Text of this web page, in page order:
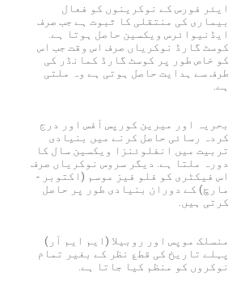
ایئر فورس کے نوکرینوں کو فعال
بیماری کی منتقلی کا ثبوت ہے جب صرف
ایڈنیوائرس ویکسین حاصل ہوتا ہے.
کوسٹ گارڈ نوکریاں صرف اس وقت جب اس
کو خاص طور پر کوسٹ گارڈ کمانڈر کی
طرف سے ہدایت حاصل ہوتی ہے وہ ملتی
ہے.
بحریہ اور میرین کورپس آفس اور درج
کردہ رسائی حاصل کرنے میں بنیادی
تربیت میں انفلوئنزا ویکسین سال کا
دورہ ملتا ہے. دیگر سروس نوکریاں صرف
اس فیکٹری کو فلو فیز موسم (اکتوبر -
مارچ) کے دوران بنیادی طور پر حاصل
کرتی ہیں.
منسلک موپس اور روبیلا (ایم ایم آر)
پہلے تاریخ کی قطع نظر کے بغیر تمام
نوکروں کو منظم کیا جاتا ہے.